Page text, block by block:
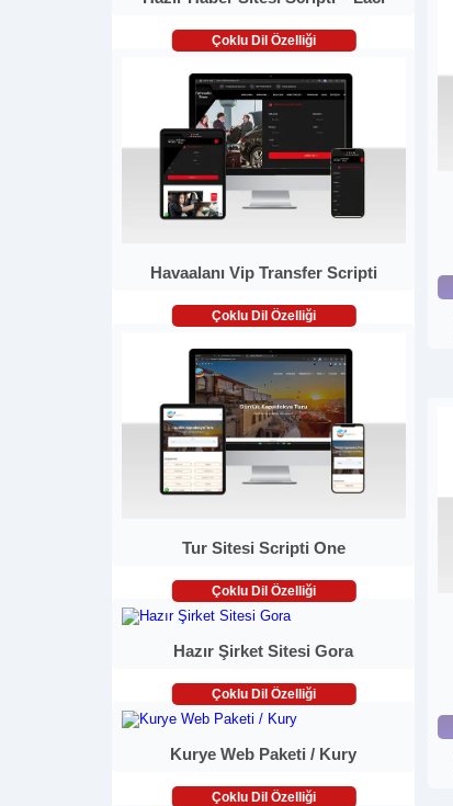
Çoklu Dil Özelliği
Havaalanı Vip Transfer Scripti
Çoklu Dil Özelliği
Tur Sitesi Scripti One
Çoklu Dil Özelliği
Hazır Şirket Sitesi Gora
Çoklu Dil Özelliği
Kurye Web Paketi / Kury
Çoklu Dil Özelliği